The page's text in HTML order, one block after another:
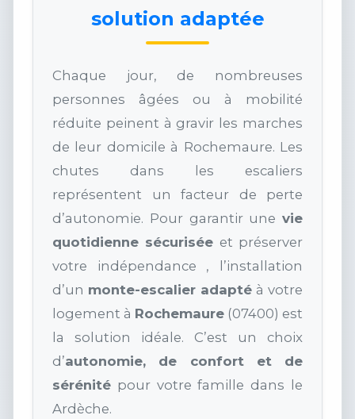
solution adaptée
Chaque jour, de nombreuses
personnes âgées ou à mobilité
réduite peinent à gravir les marches
de leur domicile à Rochemaure. Les
chutes dans les escaliers
représentent un facteur de perte
d’autonomie. Pour garantir une vie
quotidienne sécurisée et préserver
votre indépendance , l’installation
d’un monte-escalier adapté à votre
logement à Rochemaure (07400) est
la solution idéale. C’est un choix
d’autonomie, de confort et de
sérénité pour votre famille dans le
Ardèche.